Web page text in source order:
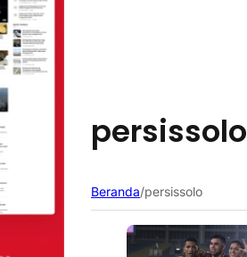
persissolo
Beranda/persissolo